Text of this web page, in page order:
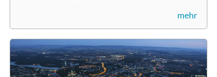
mehr